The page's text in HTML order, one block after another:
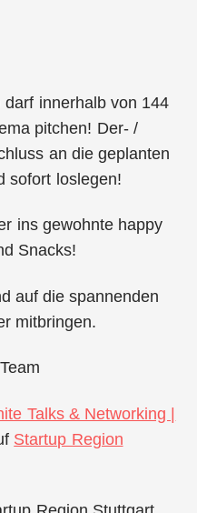
innerhalb von 144
pitchen! Der- /
an die geplanten
sofort loslegen!
ins gewohnte happy
Snacks!
auf die spannenden
mitbringen.
Talks & Networking |
Startup Region